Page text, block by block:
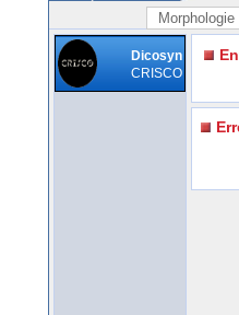
Morphologie
Dicosyn
CRISCO